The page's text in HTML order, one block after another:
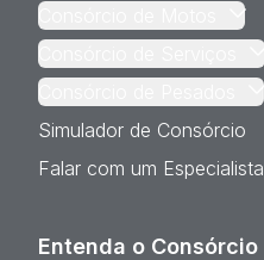
Simulador de Consórcio
Falar com um Especialista
Entenda o Consórcio